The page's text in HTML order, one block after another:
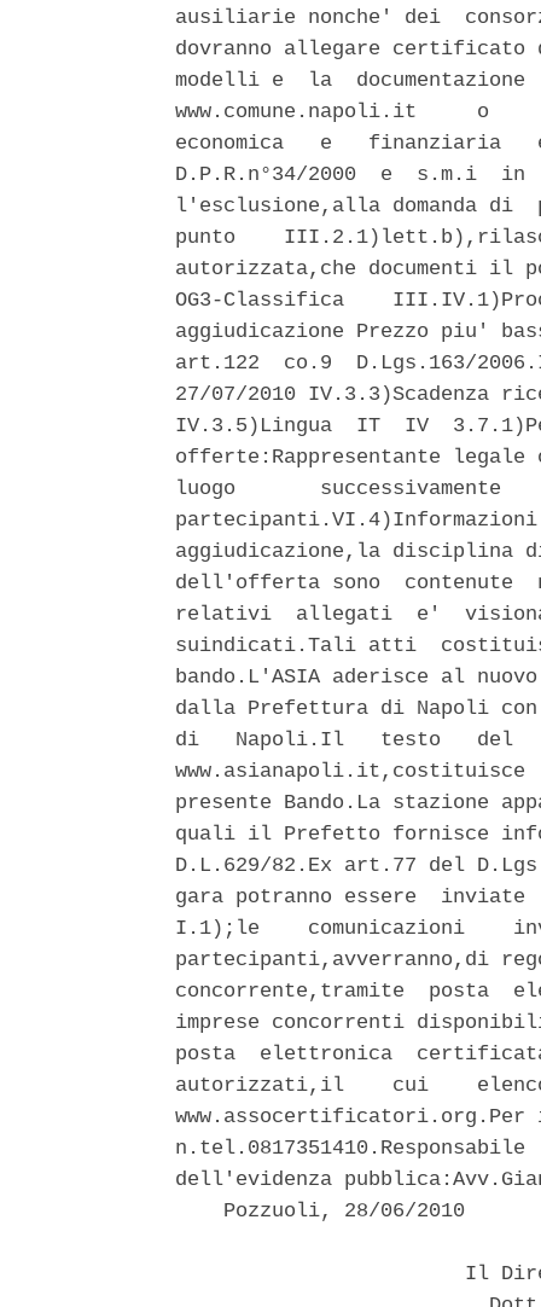
ausiliarie nonche' dei
dovranno allegare
modelli e  la
www.comune.napoli.it     o
economica   e   finanziaria
D.P.R.n°34/2000  e  s.m.i
l'esclusione,alla domanda
punto
autorizzata,che documenti il
OG3-Classifica
aggiudicazione Prezzo piu'
art.122  co.9  D.Lgs.163/
27/07/2010 IV.3.3)Scadenza
IV.3.5)Lingua  IT  IV
offerte:Rappresentante
luogo
aggiudicazione,la disciplina
dell'offerta sono  contenute
relativi  allegati  e'
suindicati.Tali atti
bando.L'ASIA aderisce al
dalla Prefettura di Napoli
di   Napoli.Il   testo   del
presente Bando.La stazione
quali il Prefetto fornisce
D.L.629/82.Ex art.77 del
gara potranno essere
I.1);le    comunicazioni
partecipanti,avverranno,di
concorrente,tramite  posta
imprese concorrenti
posta  elettronica
autorizzati,il    cui
dell'evidenza
    Pozzuoli, 28/06/2010
Il